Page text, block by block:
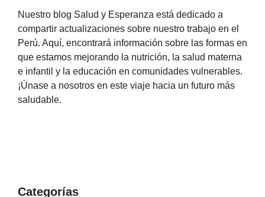
Nuestro blog Salud y Esperanza está dedicado a
compartir actualizaciones sobre nuestro trabajo en el
Perú. Aquí, encontrará información sobre las formas en
que estamos mejorando la nutrición, la salud materna
e infantil y la educación en comunidades vulnerables.
¡Únase a nosotros en este viaje hacia un futuro más
saludable.
Categorías